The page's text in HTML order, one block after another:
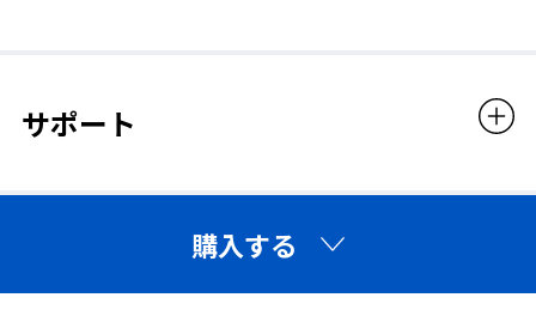
①レンズの表裏にスプレーし、ティッシュまたは指で薄く塗り広
げる。
止め効果が得られない場合があります。
サポート
購入する